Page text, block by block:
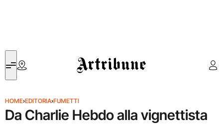
Artribune
HOME›EDITORIA›FUMETTI
Da Charlie Hebdo alla vignettista